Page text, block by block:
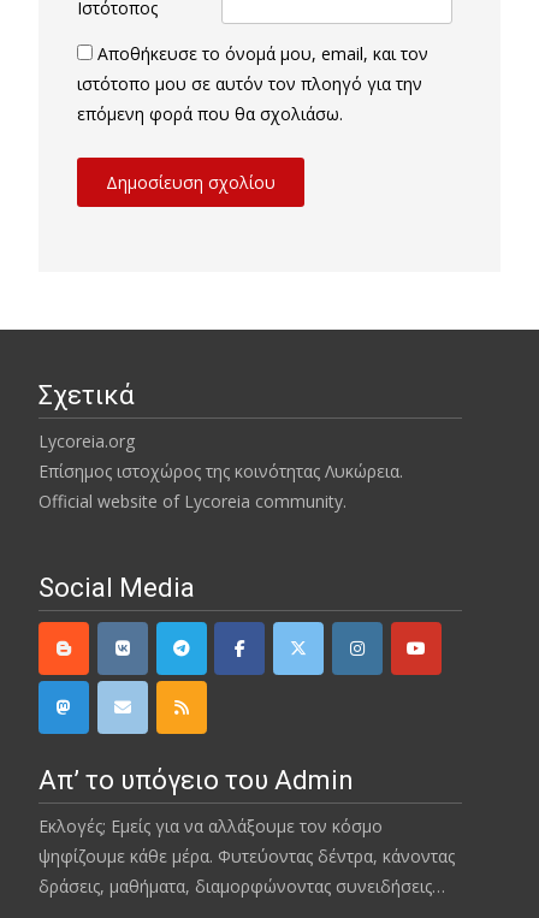
Ιστότοπος
Αποθήκευσε το όνομά μου, email, και τον
ιστότοπο μου σε αυτόν τον πλοηγό για την
επόμενη φορά που θα σχολιάσω.
Σχετικά
Lycoreia.org
Επίσημος ιστοχώρος της κοινότητας Λυκώρεια.
Official website of Lycoreia community.
Social Media
Απ’ το υπόγειο του Admin
Εκλογές; Εμείς για να αλλάξουμε τον κόσμο
ψηφίζουμε κάθε μέρα. Φυτεύοντας δέντρα, κάνοντας
δράσεις, μαθήματα, διαμορφώνοντας συνειδήσεις…